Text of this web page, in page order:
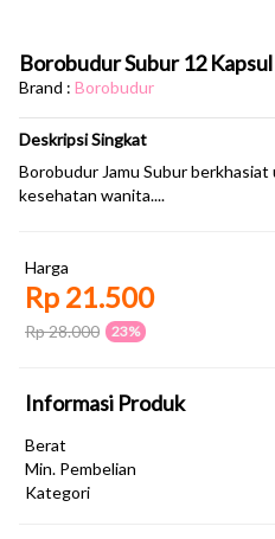
Borobudur Subur 12 Kapsul
Brand : Borobudur
Deskripsi Singkat
Borobudur Jamu Subur
kesehatan wanita....
Harga
Rp 21.500
Rp 28.000 23%
Informasi Produk
Berat
Min. Pembelian
Kategori